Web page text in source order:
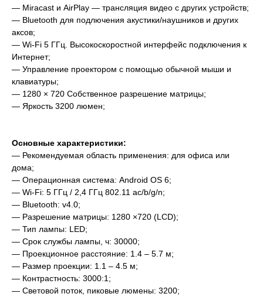
— Miracast и AirPlay — трансляция видео с других устройств;
— Bluetooth для подлючения акустики/наушников и других
аксов;
— Wi-Fi 5 ГГц. Высокоскоростной интерфейс подключения к
Интернет;
— Управление проектором с помощью обычной мыши и
клавиатуры;
— 1280 × 720 Собственное разрешение матрицы;
— Яркость 3200 люмен;
Основные характеристики:
— Рекомендуемая область применения: для офиса или
дома;
— Операционная система: Android OS 6;
— Wi-Fi: 5 ГГц / 2,4 ГГц 802.11 ac/b/g/n;
— Bluetooth: v4.0;
— Разрешение матрицы: 1280 ×720 (LCD);
— Тип лампы: LED;
— Cрок службы лампы, ч: 30000;
— Проекционное расстояние: 1.4 – 5.7 м;
— Размер проекции: 1.1 – 4.5 м;
— Контрастность: 3000:1;
— Световой поток, пиковые люмены: 3200;